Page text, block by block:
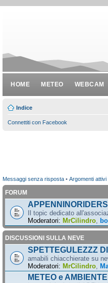
HOME METEO WEBCAM
Indice
Connettiti con Facebook
Messaggi senza risposta • Argomenti attivi
FORUM
Il topic dedicato
Moderatori: MrCilindro
DISCUSSIONI SULLA NEVE
SPETTEGULEZZZ
amabili chiacchierate su
Moderatori: MrCilindro
METEO e AMBIENTE